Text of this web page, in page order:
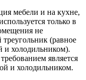
мебели и на кухне,
только в
не
(равное
и холодильником).
является
и холодильником.